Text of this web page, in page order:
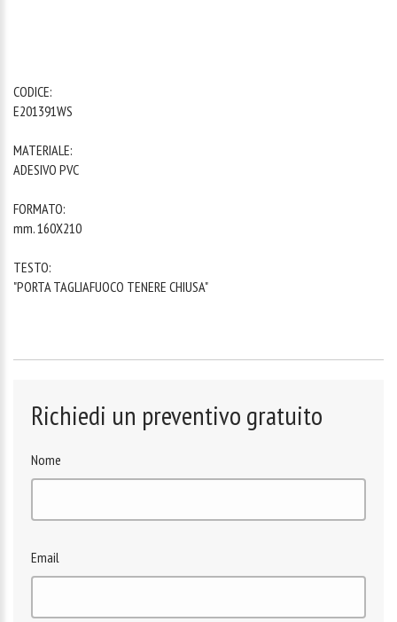
CODICE:
E201391WS
MATERIALE:
ADESIVO PVC
FORMATO:
mm. 160X210
TESTO:
"PORTA TAGLIAFUOCO TENERE CHIUSA"
Richiedi un preventivo gratuito
Nome
Email